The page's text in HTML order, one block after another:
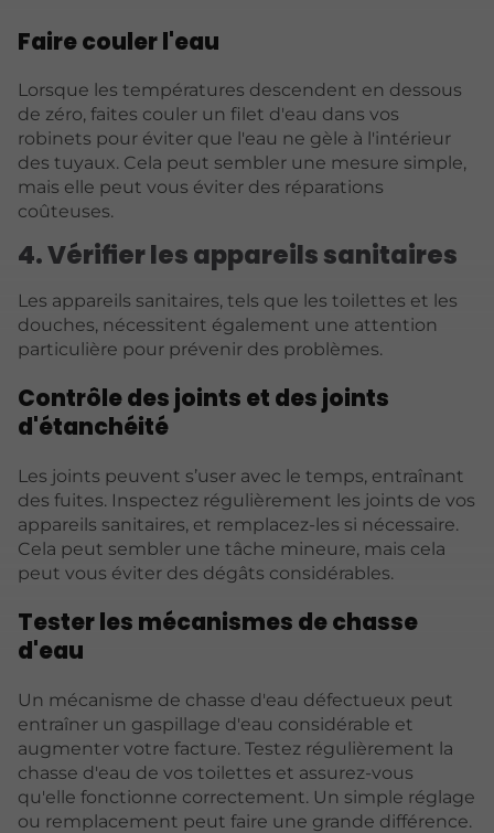
Faire couler l'eau
Lorsque les températures descendent en dessous
de zéro, faites couler un filet d'eau dans vos
robinets pour éviter que l'eau ne gèle à l'intérieur
des tuyaux. Cela peut sembler une mesure simple,
mais elle peut vous éviter des réparations
coûteuses.
4. Vérifier les appareils sanitaires
Les appareils sanitaires, tels que les toilettes et les
douches, nécessitent également une attention
particulière pour prévenir des problèmes.
Contrôle des joints et des joints
d'étanchéité
Les joints peuvent s’user avec le temps, entraînant
des fuites. Inspectez régulièrement les joints de vos
appareils sanitaires, et remplacez-les si nécessaire.
Cela peut sembler une tâche mineure, mais cela
peut vous éviter des dégâts considérables.
Tester les mécanismes de chasse
d'eau
Un mécanisme de chasse d'eau défectueux peut
entraîner un gaspillage d'eau considérable et
augmenter votre facture. Testez régulièrement la
chasse d'eau de vos toilettes et assurez-vous
qu'elle fonctionne correctement. Un simple réglage
ou remplacement peut faire une grande différence.